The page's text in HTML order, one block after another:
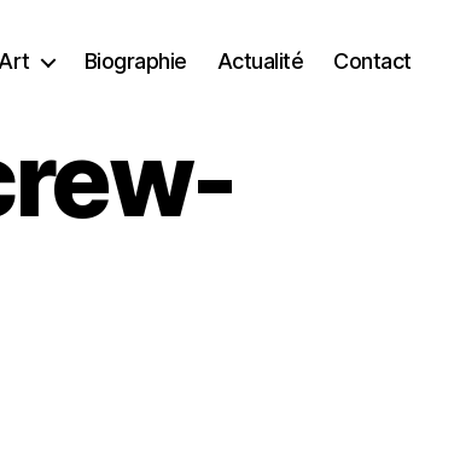
Art Biographie Actualité Contact